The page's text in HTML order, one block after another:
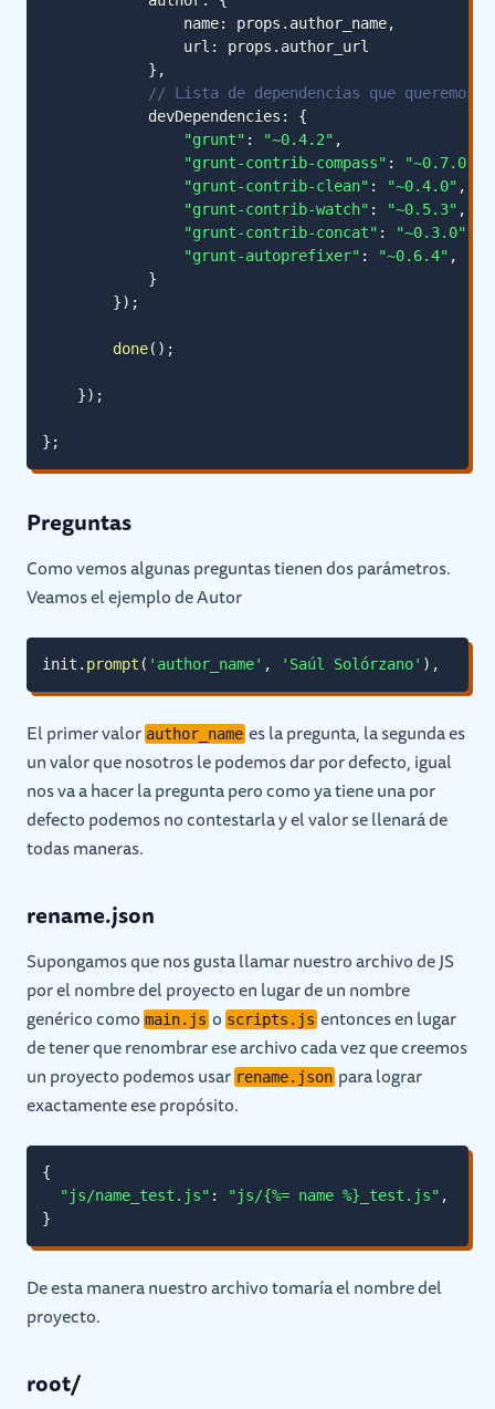
                name
: props . author_name,
                url
: props . author_url
} ,
// Lista de dependencias que queremos
            devDependencies
:
{
"grunt" : "~0.4.2" ,
"grunt-contrib-compass" : "~0.7.0"
"grunt-contrib-clean" : "~0.4.0" ,
"grunt-contrib-watch" : "~0.5.3" ,
"grunt-contrib-concat" : "~0.3.0"
"grunt-autoprefixer" : "~0.6.4" ,
}
}) ;
done( ) ;
}) ;
} ;
Preguntas
Como vemos algunas preguntas tienen dos parámetros.
Veamos el ejemplo de Autor
init . prompt ( 'author_name' , 'Saúl Solórzano' ) ,
El primer valor author_namees la pregunta, la segunda es
un valor que nosotros le podemos dar por defecto, igual
nos va a hacer la pregunta pero como ya tiene una por
defecto podemos no contestarla y el valor se llenará de
todas maneras.
rename.json
Supongamos que nos gusta llamar nuestro archivo de JS
por el nombre del proyecto en lugar de un nombre
genérico como main.jso scripts.jsentonces en lugar
de tener que renombrar ese archivo cada vez que creemos
un proyecto podemos usar rename.jsonpara lograr
exactamente ese propósito.
{
"js/name_test.js" : "js/{%= name %}_test.js" ,
}
De esta manera nuestro archivo tomaría el nombre del
proyecto.
root/